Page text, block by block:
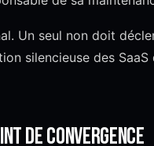
Un seul non doit
silencieuse des
de convergence